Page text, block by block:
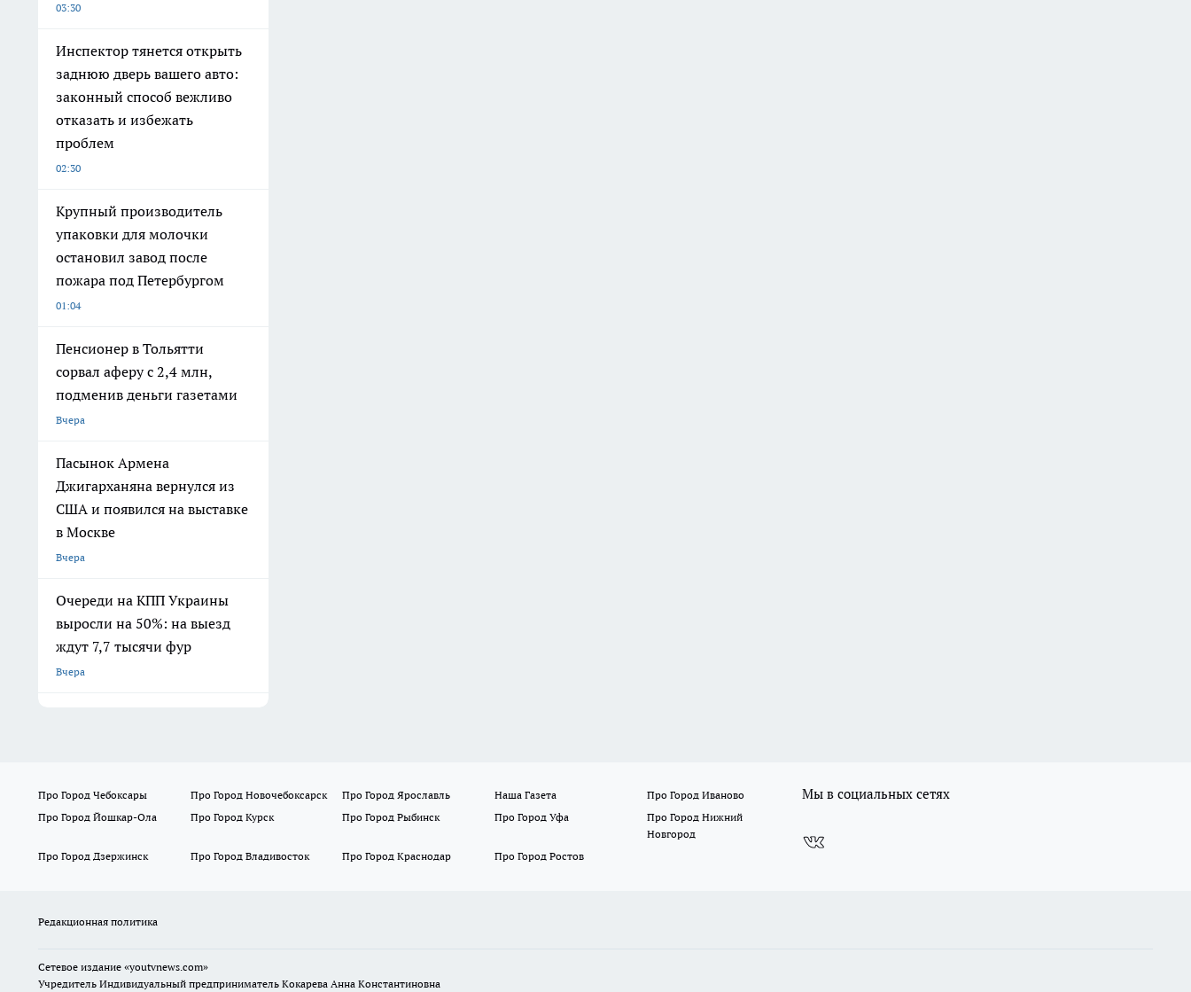
03:30
Инспектор тянется открыть
заднюю дверь вашего авто:
законный способ вежливо
отказать и избежать
проблем
02:30
Крупный производитель
упаковки для молочки
остановил завод после
пожара под Петербургом
01:04
Пенсионер в Тольятти
сорвал аферу с 2,4 млн,
подменив деньги газетами
Вчера
Пасынок Армена
Джигарханяна вернулся из
США и появился на выставке
в Москве
Вчера
Очереди на КПП Украины
выросли на 50%: на выезд
ждут 7,7 тысячи фур
Вчера
Про Город Чебоксары Про Город Новочебоксарск Про Город Ярославль Наша Газета
Про Город Иваново
Про Город Йошкар-Ола
Про Город Курск Про Город Рыбинск Про Город Уфа
Про Город Нижний
Новгород
Про Город Дзержинск
Про Город Владивосток Про Город Краснодар Про Город Ростов
Мы в социальных сетях
Редакционная политика
Сетевое издание «youtvnews.com»
Учредитель Индивидуальный предприниматель Кокарева Анна Константиновна